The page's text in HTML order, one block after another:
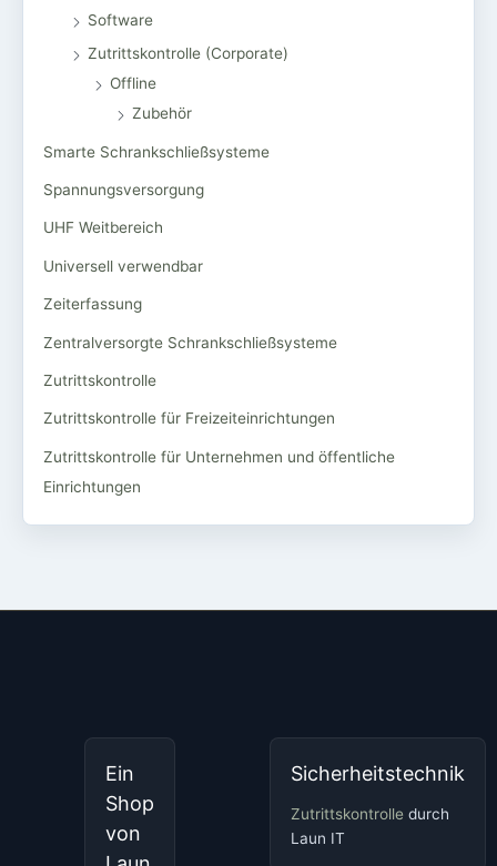
Software
Zutrittskontrolle (Corporate)
Offline
Zubehör
Smarte Schrankschließsysteme
Spannungsversorgung
UHF Weitbereich
Universell verwendbar
Zeiterfassung
Zentralversorgte Schrankschließsysteme
Zutrittskontrolle
Zutrittskontrolle für Freizeiteinrichtungen
Zutrittskontrolle für Unternehmen und öffentliche
Einrichtungen
Ein
Shop
von
Sicherheitstechnik
Zutrittskontrolle durch
Laun IT